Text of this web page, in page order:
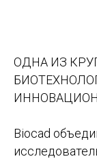
ОДНА ИЗ
Biocad